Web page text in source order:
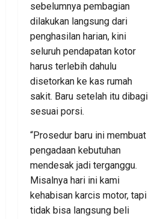
sebelumnya pembagian
dilakukan langsung dari
penghasilan harian, kini
seluruh pendapatan kotor
harus terlebih dahulu
disetorkan ke kas rumah
sakit. Baru setelah itu dibagi
sesuai porsi.
“Prosedur baru ini membuat
pengadaan kebutuhan
mendesak jadi terganggu.
Misalnya hari ini kami
kehabisan karcis motor, tapi
tidak bisa langsung beli